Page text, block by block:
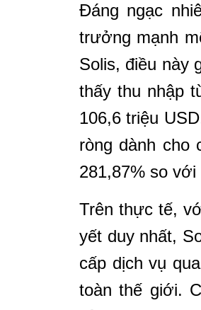
Đáng ngạc
trưởng mạnh
Solis, điều này
thấy thu nhập
106,6 triệu
ròng dành cho
281,87% so với
Trên thực tế,
yết duy nhất,
cấp dịch vụ
toàn thế giới.